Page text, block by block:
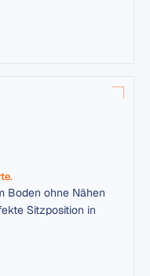
Boden ohne Nähen
Sitzposition in